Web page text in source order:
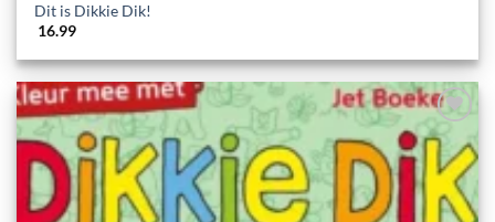
Dit is Dikkie Dik!
16.99